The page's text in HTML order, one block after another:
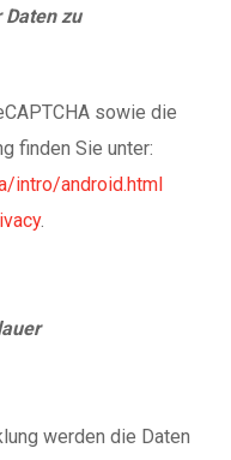
zu
sowie die
finden Sie unter:
intro/android.html
.
werden die Daten